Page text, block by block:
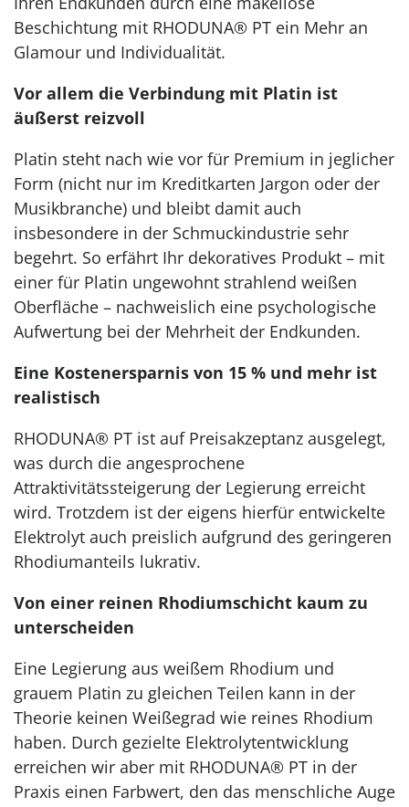
Beschichtung mit RHODUNA® PT ein Mehr an
Glamour und Individualität.
Vor allem die Verbindung mit Platin ist
äußerst reizvoll
Platin steht nach wie vor für Premium in jeglicher
Form (nicht nur im Kreditkarten Jargon oder der
Musikbranche) und bleibt damit auch
insbesondere in der Schmuckindustrie sehr
begehrt. So erfährt Ihr dekoratives Produkt – mit
einer für Platin ungewohnt strahlend weißen
Oberfläche – nachweislich eine psychologische
Aufwertung bei der Mehrheit der Endkunden.
Eine Kostenersparnis von 15 % und mehr ist
realistisch
RHODUNA® PT ist auf Preisakzeptanz ausgelegt,
was durch die angesprochene
Attraktivitätssteigerung der Legierung erreicht
wird. Trotzdem ist der eigens hierfür entwickelte
Elektrolyt auch preislich aufgrund des geringeren
Rhodiumanteils lukrativ.
Von einer reinen Rhodiumschicht kaum zu
unterscheiden
Eine Legierung aus weißem Rhodium und
grauem Platin zu gleichen Teilen kann in der
Theorie keinen Weißegrad wie reines Rhodium
haben. Durch gezielte Elektrolytentwicklung
erreichen wir aber mit RHODUNA® PT in der
Praxis einen Farbwert, den das menschliche Auge